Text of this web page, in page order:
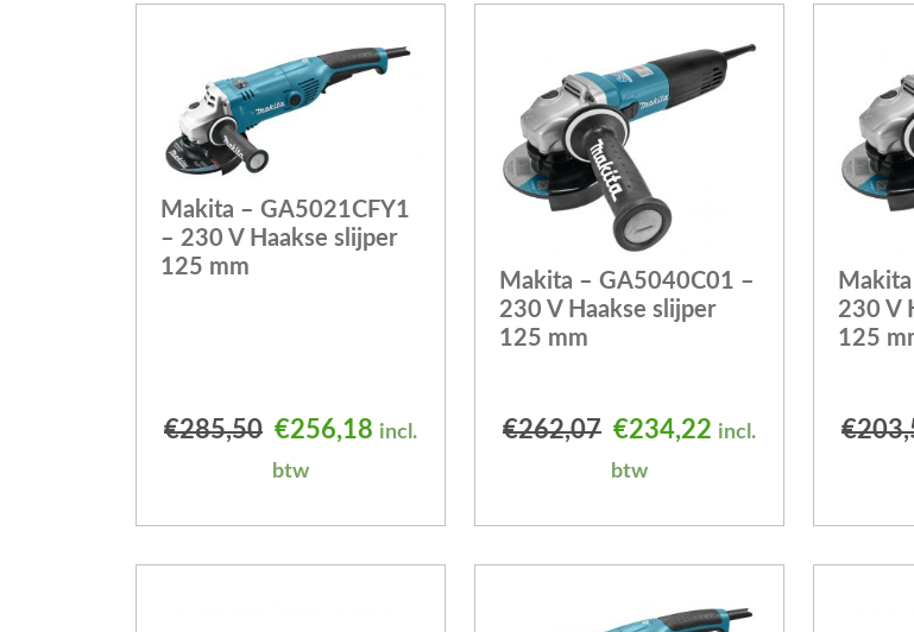
Makita – GA5021CFY1
– 230 V Haakse slijper
125 mm
€285,50 Oorspronkelijke prijs was: €285,50.
€256,18 Huidige prijs is: €256,18.
incl.
btw
Makita – GA5040C01 –
230 V Haakse slijper
125 mm
€262,07 Oorspronkelijke prijs
€234,22 Huidige prijs is:
incl.
btw
230 V
125
€